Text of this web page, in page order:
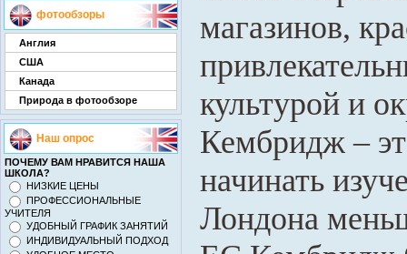
фотообзоры
Англия
США
Канада
Природа в фотообзоре
Наш опрос
ПОЧЕМУ ВАМ НРАВИТСЯ НАША
ШКОЛА?
НИЗКИЕ ЦЕНЫ
ПРОФЕССИОНАЛЬНЫЕ
УЧИТЕЛЯ
УДОБНЫЙ ГРАФИК ЗАНЯТИЙ
ИНДИВИДУАЛЬНЫЙ ПОДХОД
магазинов,
культурой и
Кембридж –
начинать
Лондона